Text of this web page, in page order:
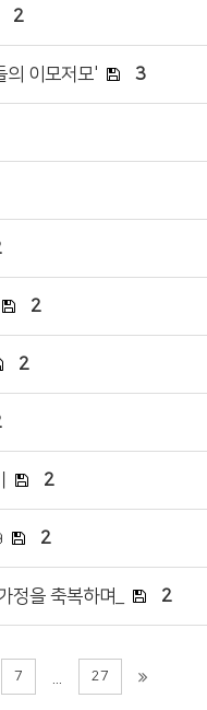
2
의 이모저모' 3
2
2
2
2
정을 축복하며_ 2
7 ... 27